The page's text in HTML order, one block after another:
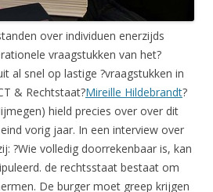
over individuen enerzijds
vraagstukken van het?
al snel op lastige ?vraagstukken in
& Rechtstaat?Mireille Hildebrandt?
hield precies over over dit
vorig jaar. In een interview over
?Wie volledig doorrekenbaar is, kan
de rechtsstaat bestaat om
De burger moet greep krijgen